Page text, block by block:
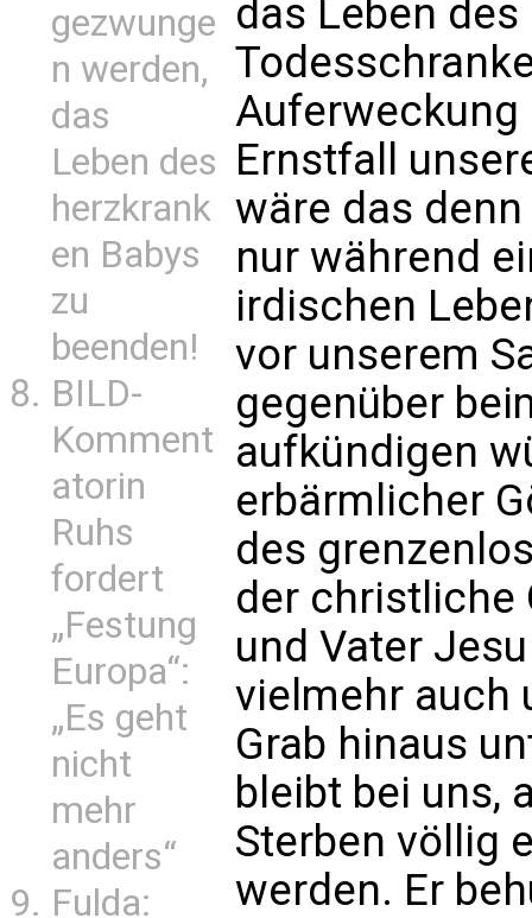
gezwunge
n werden,
das
Leben des
herzkrank
en Babys
zu
beenden!
BILD-
Komment
atorin
Ruhs
fordert
„Festung
Europa“:
„Es geht
nicht
mehr
anders“
Fulda:
das Leben
Auferweckung
Ernstfall
wäre das
nur während
irdischen
vor unserem
gegenüber
aufkündigen
erbärmlicher
des
der christliche
und Vater
vielmehr auch
Grab hinaus
bleibt bei uns,
Sterben völlig
werden. Er